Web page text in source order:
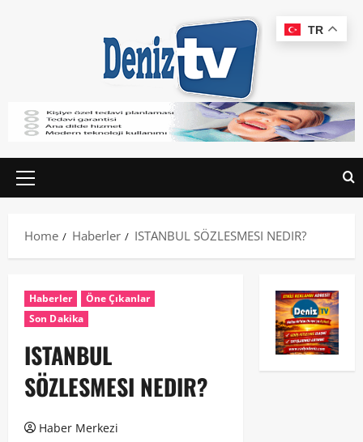
Home Haberler ISTANBUL SÖZLESMESI NEDIR?
Haberler
Öne Çıkanlar
Son Dakika
ISTANBUL
SÖZLESMESI NEDIR?
Haber Merkezi
TR